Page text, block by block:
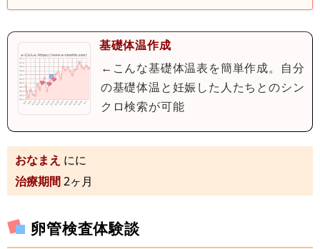
基礎体温作成
←こんな基礎体温表を簡単作成。自分
の基礎体温と妊娠した人たちとのシン
クロ検索が可能
おなまえ にに
治療期間2ヶ月
卵管検査体験談